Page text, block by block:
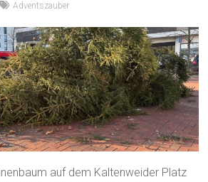
Adventszauber
auf dem Kaltenweider Platz